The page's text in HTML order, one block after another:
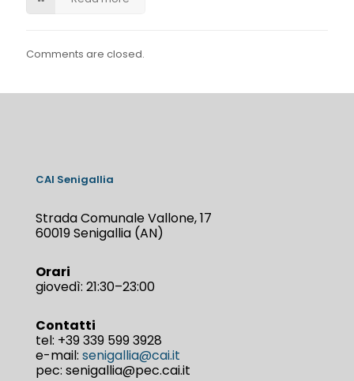
Comments are closed.
CAI Senigallia
Strada Comunale Vallone, 17
60019 Senigallia (AN)
Orari
giovedì: 21:30–23:00
Contatti
tel: +39 339 599 3928
e-mail: senigallia@cai.it
pec: senigallia@pec.cai.it